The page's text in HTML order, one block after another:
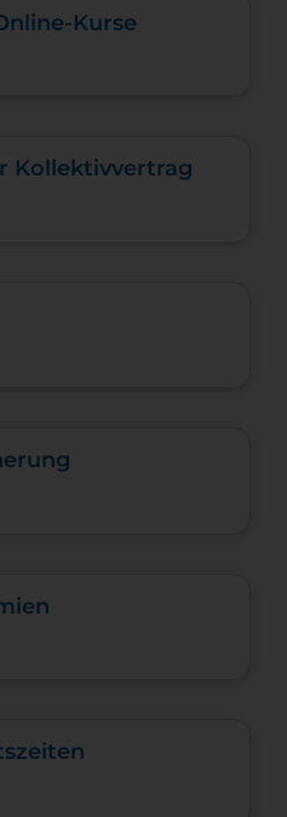
​Kurse
Kollektivvertrag